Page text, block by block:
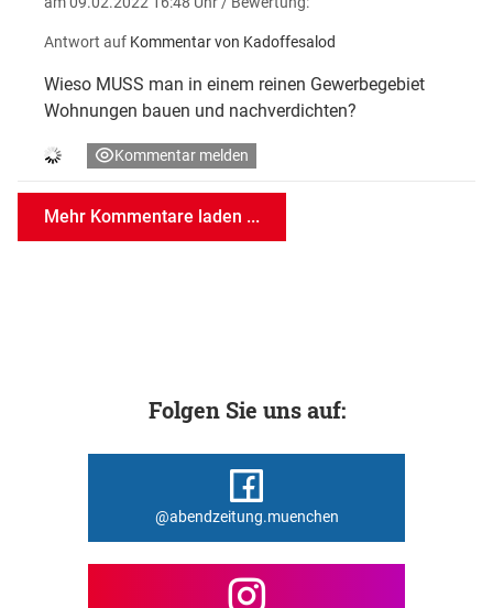
Antwort auf Kommentar von Kadoffesalod
Wieso MUSS man in einem reinen Gewerbegebiet
Wohnungen bauen und nachverdichten?
Kommentar melden
Mehr Kommentare laden ...
Folgen Sie uns auf:
@abendzeitung.muenchen